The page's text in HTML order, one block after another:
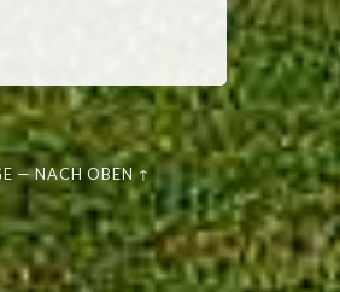
—NACH OBEN ↑